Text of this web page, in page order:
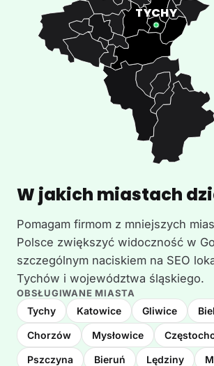
W jakich miastach
Pomagam firmom z mniejszych
Polsce zwiększyć widoczność w
szczególnym naciskiem na SEO
Tychów i województwa śląskiego.
OBSŁUGIWANE MIASTA
Tychy Katowice Gliwice
Chorzów Mysłowice
Pszczyna Bieruń Lędziny